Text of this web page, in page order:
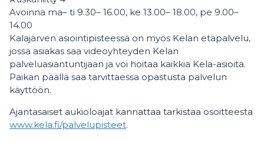
Avoinna ma– ti 9.30– 16.00, ke 13.00– 18.00, pe 9.00–
14.00
Kalajärven asiointipisteessä on myös Kelan etäpalvelu,
jossa asiakas saa videoyhteyden Kelan
palveluasiantuntijaan ja voi hoitaa kaikkia Kela-asioita.
Paikan päällä saa tarvittaessa opastusta palvelun
käyttöön.
Ajantasaiset aukioloajat kannattaa tarkistaa osoitteesta
www.kela.fi/palvelupisteet.